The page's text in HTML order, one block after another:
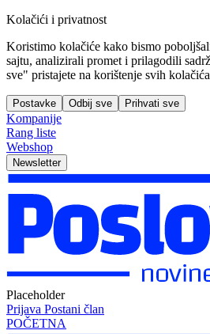
Kolačići i privatnost
Koristimo kolačiće kako bismo
sajtu, analizirali promet i prilagodili
sve" pristajete na korištenje svih
Postavke Odbij sve Prihvati sve
Kompanije
Rang liste
Webshop
Newsletter
Placeholder
Prijava Postani član
POČETNA